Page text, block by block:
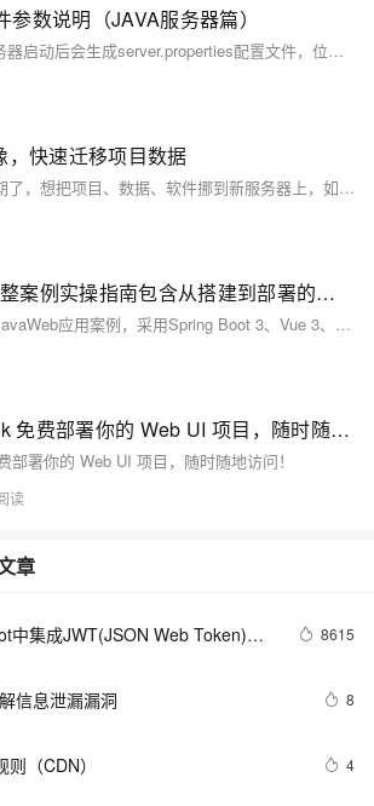
数说明（JAVA服务器篇）
Minecraft JAVA版服务器启动后会生成server.properties配置文件，位于minecraft_server/根目录下。该文件包含多项关键设置，如游戏模式（gamemode）、最大玩家数（max-players）、难度（difficulty）等。此文档详细说明了各配置项的功能与默认值，帮助用户高效管理服务器环境。
，快速迁移项目数据
有时候旧服务器快到期了，想把项目、数据、软件挪到新服务器上，如果全部重新搭建的话，那无疑是耗时又费力。有了镜像迁移，就方便了许多。
java Web 项目完整案例实操指南包含从搭建到部署的详细步骤及热门长尾关键词解析的实操指南
本项目为一个完整的JavaWeb应用案例，采用Spring Boot 3、Vue 3、MySQL、Redis等最新技术栈，涵盖前后端分离架构设计、RESTful API开发、JWT安全认证、Docker容器化部署等内容，适合掌握企业级Web项目全流程开发与部署。
用 Colab 和 ngrok 免费部署你的 Web UI 项目，随时随地访问！
部署你的 Web UI 项目，随时随地访问！
章
中集成JWT(JSON Web Token)鉴
8615
信息泄漏漏洞 8
（CDN） 4